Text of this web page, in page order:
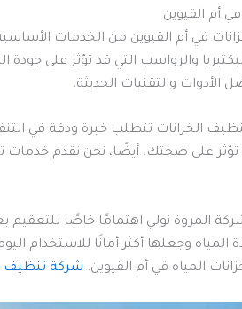
أم القيوين
في أم القيوين من الخدمات
والرواسب التي قد تؤثر على
الأدوات والتقنيات الحديثة.
الخزانات تتطلب خبرة ودقة في
تؤثر على صحتك. أيضًا، نحن نقدم خدمات
المروة نولي اهتمامًا خاصًا
وجعلها أكثر أمانًا للاستخدام
المياه في أم القيوين. شركة تنظيف